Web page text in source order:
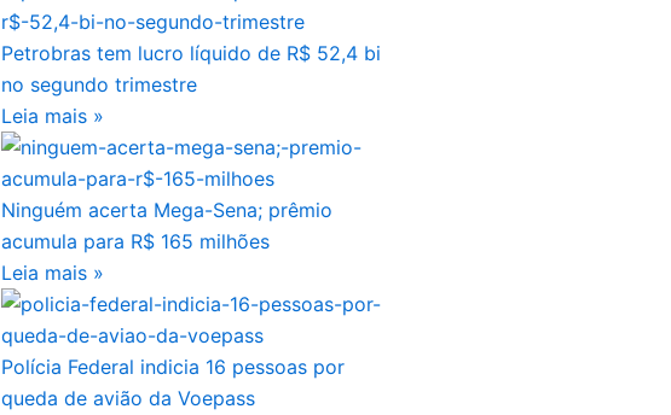
Petrobras tem lucro líquido de R$ 52,4 bi
no segundo trimestre
Leia mais »
Ninguém acerta Mega-Sena; prêmio
acumula para R$ 165 milhões
Leia mais »
Polícia Federal indicia 16 pessoas por
queda de avião da Voepass